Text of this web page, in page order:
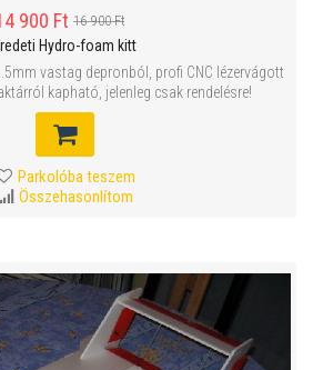
900 Ft 16 900 Ft
Hydro-foam kitt
vastag depronból, profi CNC lézervágott
kapható, jelenleg csak rendelésre!
Parkolóba teszem
Összehasonlítom